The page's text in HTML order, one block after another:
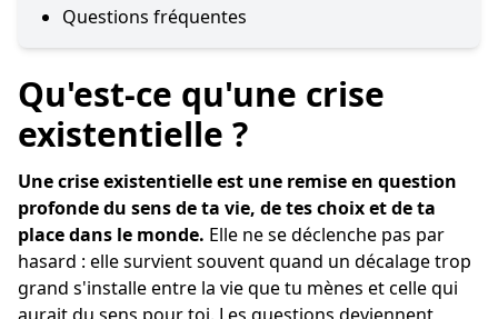
Questions fréquentes
Qu'est-ce qu'une crise
existentielle ?
Une crise existentielle est une remise en question
profonde du sens de ta vie, de tes choix et de ta
place dans le monde. Elle ne se déclenche pas par
hasard : elle survient souvent quand un décalage trop
grand s'installe entre la vie que tu mènes et celle qui